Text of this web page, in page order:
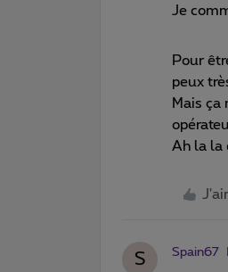
Je
Pour
peux
Mais ça
Ah la la
S Spain67